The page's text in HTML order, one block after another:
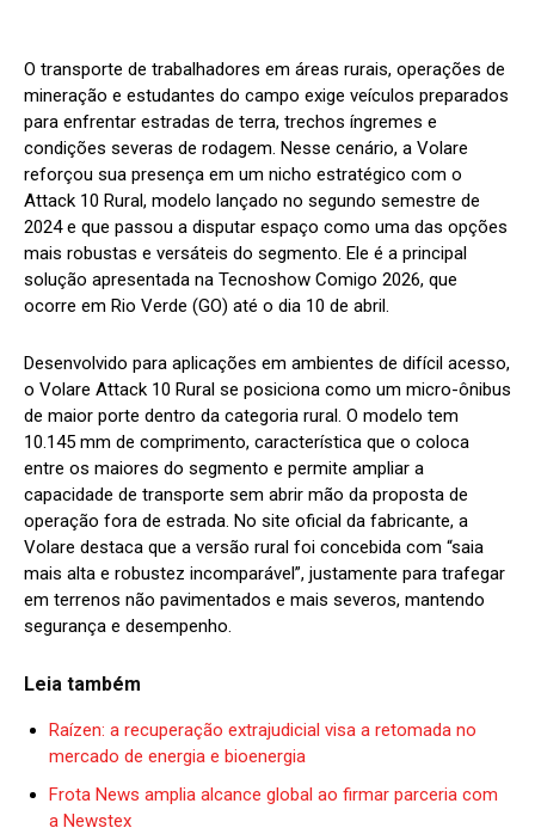
O transporte de trabalhadores em áreas rurais, operações de
mineração e estudantes do campo exige veículos preparados
para enfrentar estradas de terra, trechos íngremes e
condições severas de rodagem. Nesse cenário, a Volare
reforçou sua presença em um nicho estratégico com o
Attack 10 Rural, modelo lançado no segundo semestre de
2024 e que passou a disputar espaço como uma das opções
mais robustas e versáteis do segmento. Ele é a principal
solução apresentada na Tecnoshow Comigo 2026, que
ocorre em Rio Verde (GO) até o dia 10 de abril.
Desenvolvido para aplicações em ambientes de difícil acesso,
o Volare Attack 10 Rural se posiciona como um micro-ônibus
de maior porte dentro da categoria rural. O modelo tem
10.145 mm de comprimento, característica que o coloca
entre os maiores do segmento e permite ampliar a
capacidade de transporte sem abrir mão da proposta de
operação fora de estrada. No site oficial da fabricante, a
Volare destaca que a versão rural foi concebida com “saia
mais alta e robustez incomparável”, justamente para trafegar
em terrenos não pavimentados e mais severos, mantendo
segurança e desempenho.
Leia também
Raízen: a recuperação extrajudicial visa a retomada no
mercado de energia e bioenergia
Frota News amplia alcance global ao firmar parceria com
a Newstex